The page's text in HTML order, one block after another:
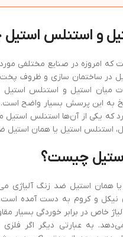
و استنلس
که امروزه در صنایع مختلفی مورد
در ساختمان سازی و ظروف پخت
به این پرسش بسیار واضح است.
که یکی از آن‌ها استنلس استیل
استنلس استیل یا همان
چیست؟
همان استیل ضد زنگ آلیاژی
و کروم به دست آمده
خاص در برابر خوردگی بسیار
به عبارتی دیگر اگر